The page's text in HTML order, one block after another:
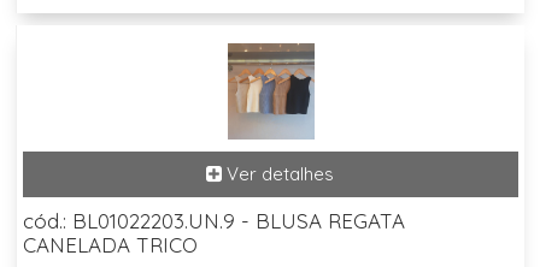
cód.: BL01022203.UN.9 - BLUSA REGATA
CANELADA TRICO